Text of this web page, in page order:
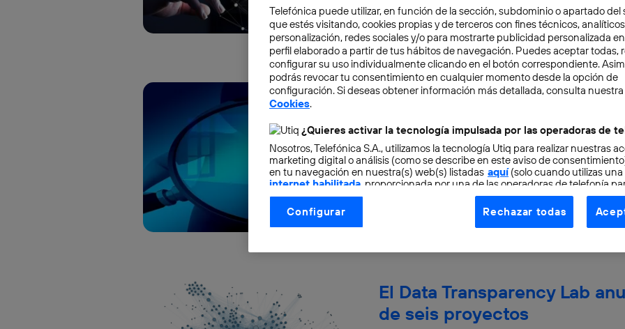
José María López
Apuesta por la innovación en
La nueva concepción de la tecnología y
la ciudadanía se preocupe cada vez más de lo
Marisol Peña
El Data Transparency Lab
de seis proyectos
Telefónica puede utilizar, en función de la sección, subdominio o apartado del
que estés visitando, cookies propias y de terceros con fines técnicos,
personalización, redes sociales y/o para mostrarte publicidad personalizada
perfil elaborado a partir de tus hábitos de navegación. Puedes aceptar todas,
configurar su uso individualmente clicando en el botón correspondiente.
podrás revocar tu consentimiento en cualquier momento desde la opción de
configuración. Si deseas obtener información más detallada, consulta nuestra
Cookies.
¿Quieres activar la tecnología impulsada por las operadoras de
Nosotros, Telefónica S.A., utilizamos la tecnología Utiq para realizar nuestras
marketing digital o análisis (como se describe en este aviso de
en tu navegación en nuestra(s) web(s) listadas aquí(solo cuando utilizas una
internet habilitada , proporcionada por una de las operadoras de telefonía
otorgas tu consentimiento en cada página web).
La tecnología Utiq está diseñada con la privacidad como prioridad
control.
Este identificador se asigna a la conexión de internet, por lo que cualquier
conecte su dispositivo y consienta el uso de la tecnología recibirá el mismo
Típicamente:
Configurar Rechazar todas